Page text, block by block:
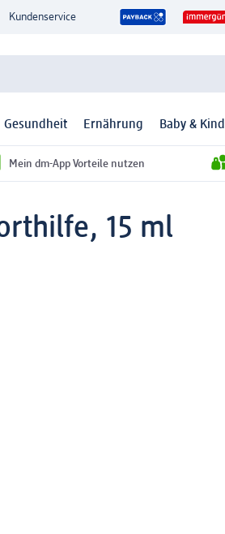
Kundenservice
Gesundheit Ernährung Baby & Kind
Mein dm-App Vorteile nutzen
15 ml